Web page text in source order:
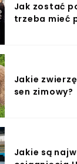
Jak zostać
trzeba mieć
Jakie
sen zimowy?
Jakie są